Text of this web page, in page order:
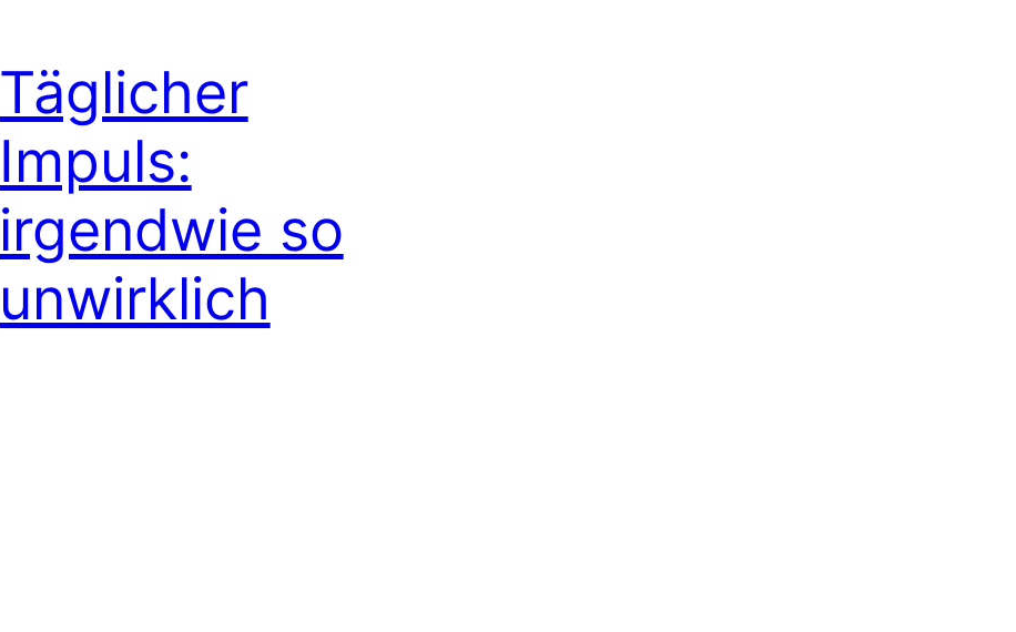
Täglicher
Impuls:
irgendwie so
unwirklich